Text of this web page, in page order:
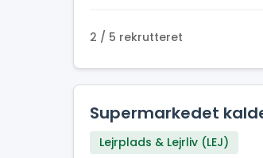
dufte bedre end de burde,
som en del af et team, der
renlighed alvorligt – men
er det dig (og måske dine
kolleger), vi leder efter. Vi søger 4–5
dedikerede medlemmer til
sanitetsstyrke – et hold,
2 / 5 rekrutteret
Supermarkedet
Lejrplads & Lejrliv (LEJ)